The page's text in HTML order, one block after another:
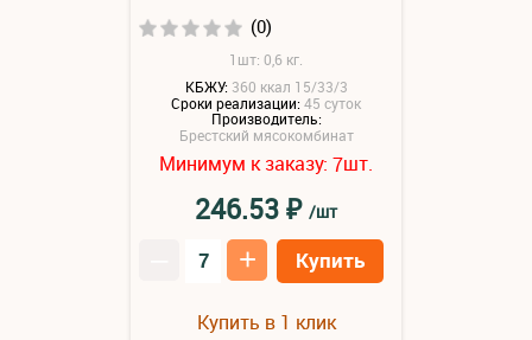
(0)
1шт: 0,6 кг.
КБЖУ: 360 ккал 15/33/3
Сроки реализации:45 суток
Производитель:
Брестский мясокомбинат
Минимум к заказу: 7шт.
246.53₽ /шт
+ Купить
Купить в 1 клик